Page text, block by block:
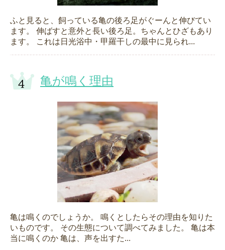
ふと見ると、飼っている亀の後ろ足がぐーんと伸びてい
ます。 伸ばすと意外と長い後ろ足。ちゃんとひざもあり
ます。 これは日光浴中・甲羅干しの最中に見られ...
亀が鳴く理由
亀は鳴くのでしょうか。 鳴くとしたらその理由を知りた
いものです。 その生態について調べてみました。 亀は本
当に鳴くのか 亀は、声を出すた...